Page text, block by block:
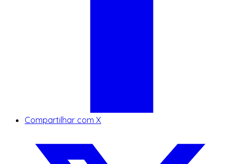
Compartilhar com X